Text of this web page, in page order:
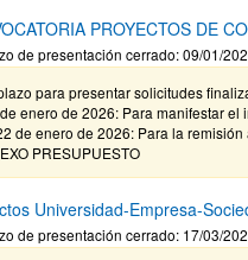
PROYECTOS DE
de presentación cerrado: 09/01/
para presentar solicitudes
enero de 2026: Para manifestar
de enero de 2026: Para la
PRESUPUESTO
Universidad-Empresa-
de presentación cerrado: 17/03/